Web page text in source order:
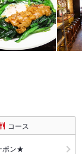
コース
ポン★